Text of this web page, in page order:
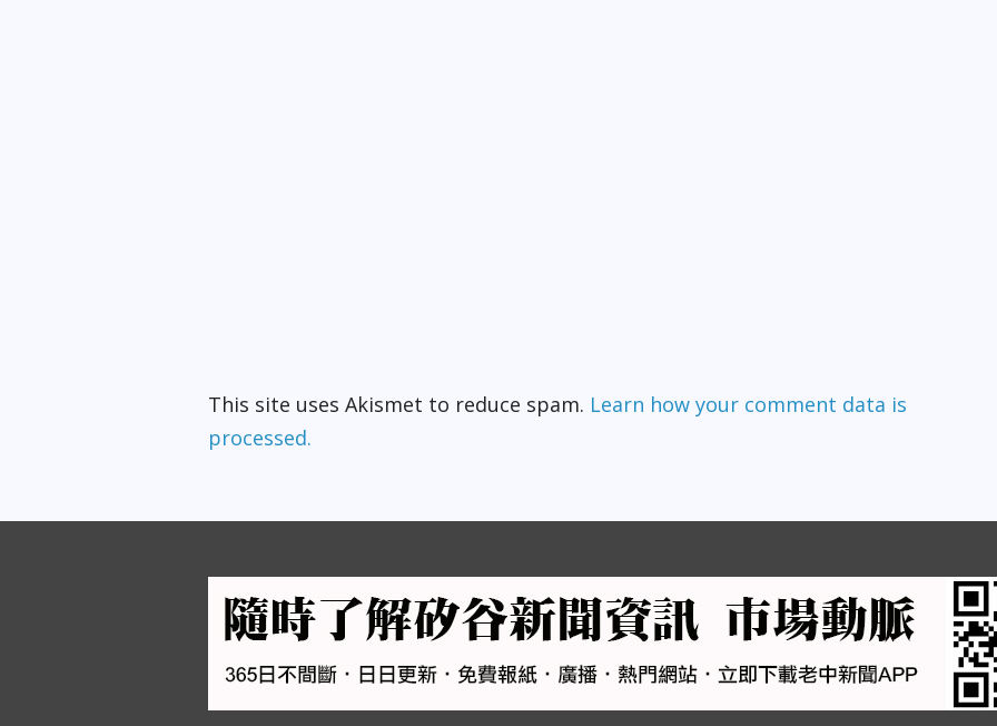
This site uses Akismet to reduce spam. Learn how your comment data is
processed.